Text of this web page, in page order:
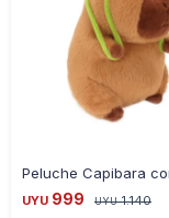
UYU 999 UYU 1.140